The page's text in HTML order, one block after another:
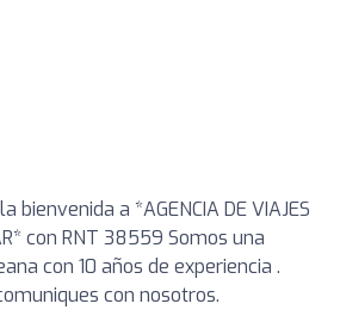
bienvenida a *AGENCIA DE VIAJES
con RNT 38559 Somos una
con 10 años de experiencia .
con nosotros.